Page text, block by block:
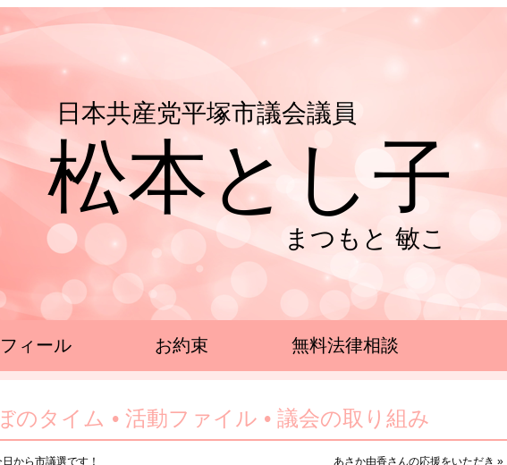
松本とし子
まつもと 敏こ
日本共産党平塚市議会議員
ィール お約束 無料法律相談
のタイム • 活動ファイル • 議会の取り組み
から市議選です！ あさか由香さんの応援をいただき »